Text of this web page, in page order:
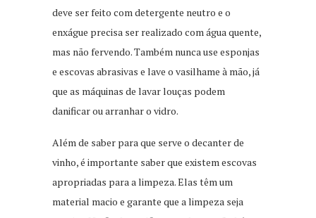
deve ser feito com detergente neutro e o
enxágue precisa ser realizado com água quente,
mas não fervendo. Também nunca use esponjas
e escovas abrasivas e lave o vasilhame à mão, já
que as máquinas de lavar louças podem
danificar ou arranhar o vidro.
Além de saber para que serve o decanter de
vinho, é importante saber que existem escovas
apropriadas para a limpeza. Elas têm um
material macio e garante que a limpeza seja